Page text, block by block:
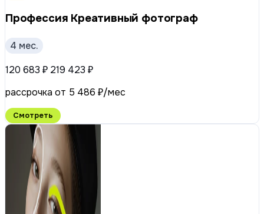
Профессия Креативный фотограф
4 мес.
120 683 ₽ 219 423 ₽
рассрочка от 5 486 ₽/мес
Смотреть